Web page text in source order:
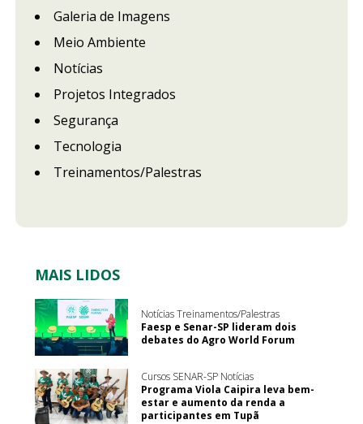
Galeria de Imagens
Meio Ambiente
Notícias
Projetos Integrados
Segurança
Tecnologia
Treinamentos/Palestras
MAIS LIDOS
Notícias Treinamentos/Palestras
Faesp e Senar-SP lideram dois
debates do Agro World Forum
Cursos SENAR-SP Notícias
Programa Viola Caipira leva bem-
estar e aumento da renda a
participantes em Tupã